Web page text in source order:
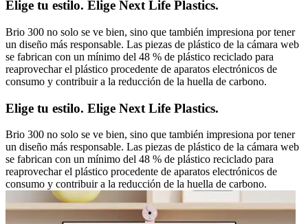
Elige tu estilo. Elige Next Life Plastics.
Brio 300 no solo se ve bien, sino que también impresiona por tener
un diseño más responsable. Las piezas de plástico de la cámara web
se fabrican con un mínimo del 48 % de plástico reciclado para
reaprovechar el plástico procedente de aparatos electrónicos de
consumo y contribuir a la reducción de la huella de carbono.
Elige tu estilo. Elige Next Life Plastics.
Brio 300 no solo se ve bien, sino que también impresiona por tener
un diseño más responsable. Las piezas de plástico de la cámara web
se fabrican con un mínimo del 48 % de plástico reciclado para
reaprovechar el plástico procedente de aparatos electrónicos de
consumo y contribuir a la reducción de la huella de carbono.